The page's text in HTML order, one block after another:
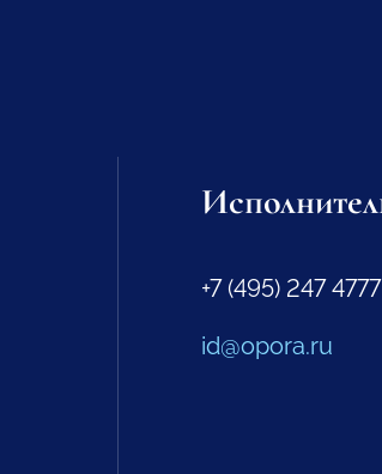
+7 (495) 247 4777
id@opora.ru